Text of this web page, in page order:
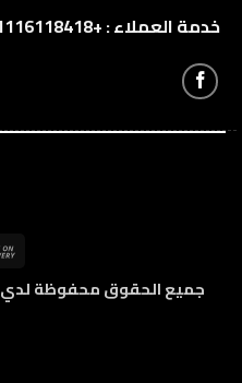
خدمة العملاء : +201116118418
جميع الحقوق محفوظة لدي 2026 ©